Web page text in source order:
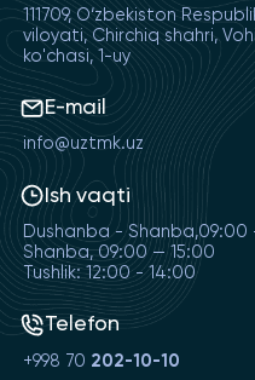
111709, O‘zbekiston
viloyati, Chirchiq shahri,
ko'chasi, 1-uy
E-mail
info@uztmk.uz
Ish vaqti
Dushanba - Shanba,09:00
Shanba, 09:00 — 15:00
Tushlik: 12:00 - 14:00
Telefon
+998 70 202-10-10